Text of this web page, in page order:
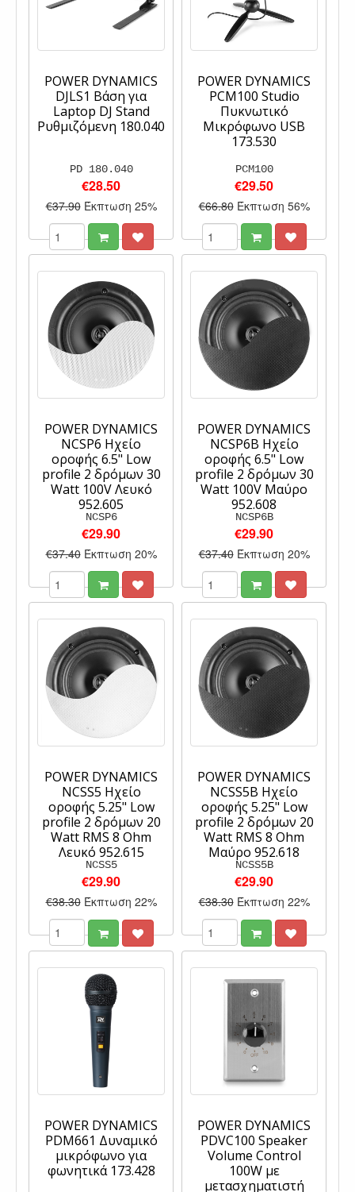
POWER DYNAMICS
DJLS1 Βάση για
Laptop DJ Stand
Ρυθμιζόμενη 180.040
PD 180.040
€28.50
€37.90 Έκπτωση 25%
POWER DYNAMICS
PCM100 Studio
Πυκνωτικό
Μικρόφωνο USB
173.530
PCM100
€29.50
€66.80 Έκπτωση 56%
POWER DYNAMICS
NCSP6 Ηχείο
οροφής 6.5" Low
profile 2 δρόμων 30
Watt 100V Λευκό
952.605
NCSP6
€29.90
€37.40 Έκπτωση 20%
POWER DYNAMICS
NCSP6B Ηχείο
οροφής 6.5" Low
profile 2 δρόμων 30
Watt 100V Μαύρο
952.608
NCSP6B
€29.90
€37.40 Έκπτωση 20%
POWER DYNAMICS
NCSS5 Ηχείο
οροφής 5.25" Low
profile 2 δρόμων 20
Watt RMS 8 Ohm
Λευκό 952.615
NCSS5
€29.90
€38.30 Έκπτωση 22%
POWER DYNAMICS
NCSS5B Ηχείο
οροφής 5.25" Low
profile 2 δρόμων 20
Watt RMS 8 Ohm
Μαύρο 952.618
NCSS5B
€29.90
€38.30 Έκπτωση 22%
POWER DYNAMICS
PDM661 Δυναμικό
μικρόφωνο για
φωνητικά 173.428
POWER DYNAMICS
PDVC100 Speaker
Volume Control
100W με
μετασχηματιστή